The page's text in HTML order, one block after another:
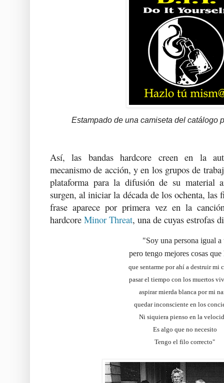
Estampado de una camiseta del catálogo
Así, las bandashardcore creen en la
mecanismo de acción, y en los grupos de
plataforma para la difusión de su material
surgen, al iniciar la década de los ochenta,
frase aparece por primera vez en la
hardcore Minor Threat, una de cuyas estrofas
"Soy una persona igual a
pero tengo mejores cosas que
que sentarme por ahí a destruir mi
pasar el tiempo con los muertos
aspirar mierda blanca por mi
quedar inconsciente en los
Ni siquiera pienso en la
Es algo que no necesito
Tengo el filo correcto"